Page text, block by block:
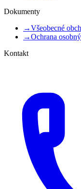
Dokumenty
→Všeobecné
→Ochrana
Kontakt